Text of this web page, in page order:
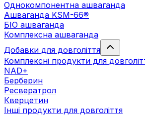
Однокомпонентна ашваганда
Ашваганда KSM-66®
БІО ашваганда
Комплексна ашваганда
Добавки для довголіття
Комплексні продукти для
NAD+
Берберин
Ресвератрол
Кверцетин
Інші продукти для довголіття